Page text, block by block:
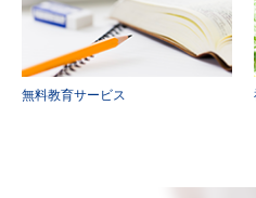
無料教育サービス